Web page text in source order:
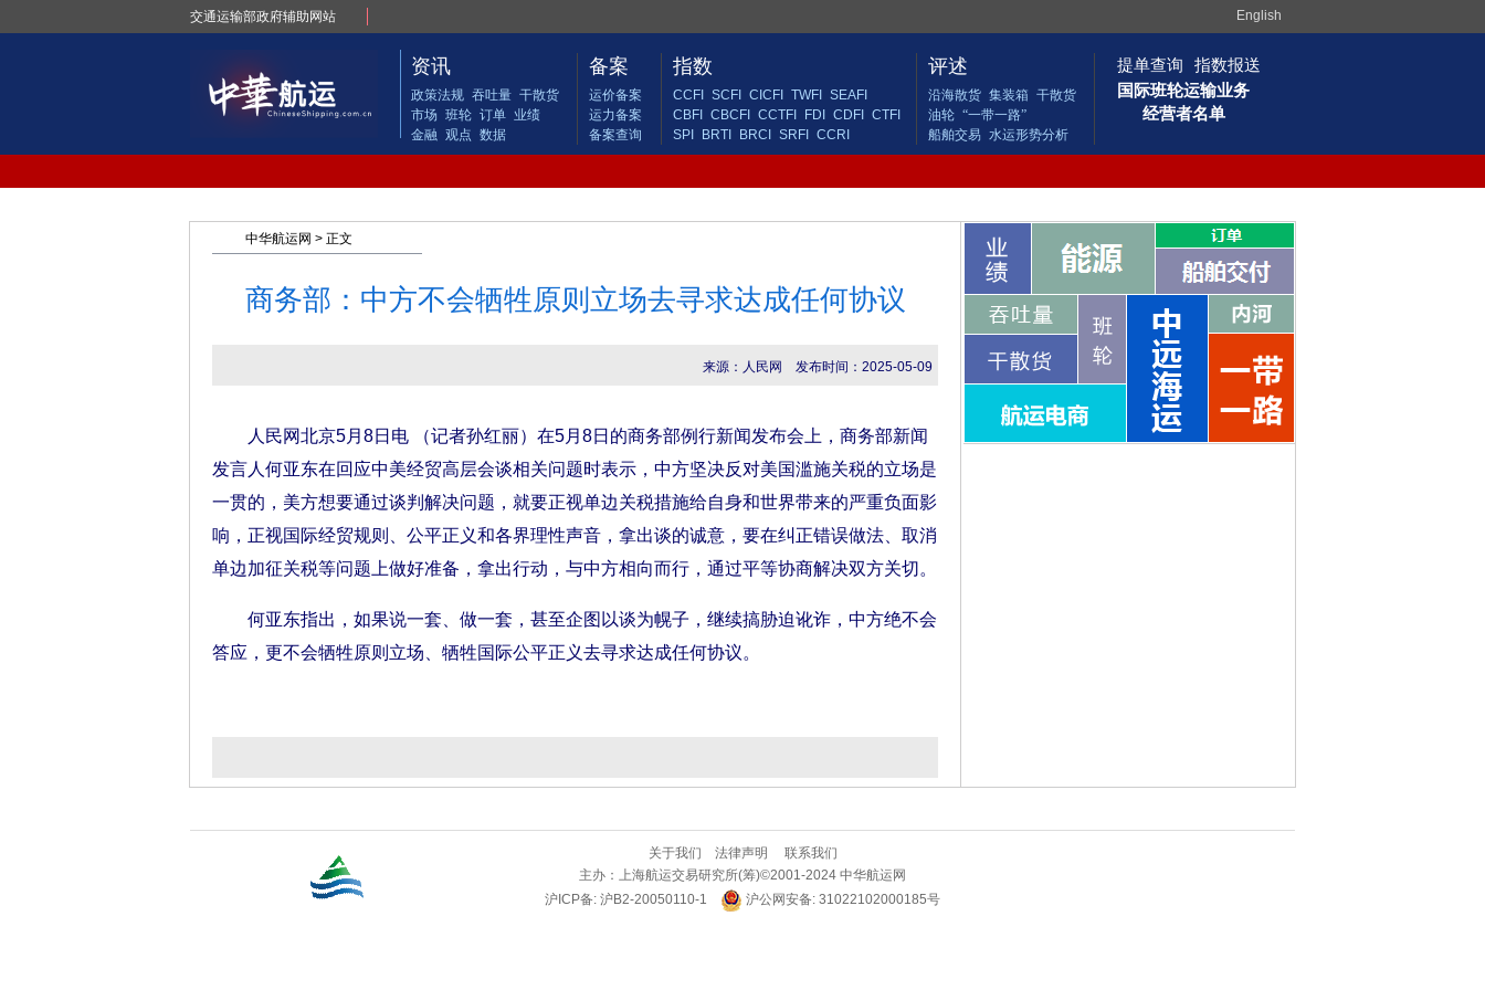
交通运输部政府辅助网站 English
资讯
政策法规 吞吐量 干散货
市场 班轮 订单 业绩
金融 观点 数据
备案
运价备案
运力备案
备案查询
指数
CCFI SCFI CICFI TWFI
SEAFI
CBFI
CBCFI CCTFI FDI CDFI
CTFI
SPI
BRTI BRCI SRFI CCRI
评述
沿海散货 集装箱 干散货
油轮 “一带一路”
船舶交易 水运形势分析
提单查询
指数报送
国际班轮运输业务
经营者名单
中华航运网 > 正文
商务部：中方不会牺牲原则立场去寻求达成任何协议
来源：人民网 发布时间：2025-05-09
人民网北京5月8日电 （记者孙红丽）在5月8日的商务部例行新闻发布会上，商务部新闻
发言人何亚东在回应中美经贸高层会谈相关问题时表示，中方坚决反对美国滥施关税的立场是
一贯的，美方想要通过谈判解决问题，就要正视单边关税措施给自身和世界带来的严重负面影
响，正视国际经贸规则、公平正义和各界理性声音，拿出谈的诚意，要在纠正错误做法、取消
单边加征关税等问题上做好准备，拿出行动，与中方相向而行，通过平等协商解决双方关切。
何亚东指出，如果说一套、做一套，甚至企图以谈为幌子，继续搞胁迫讹诈，中方绝不会
答应，更不会牺牲原则立场、牺牲国际公平正义去寻求达成任何协议。
关于我们 法律声明
联系我们
主办： 上海航运交易研究所(筹)©2001-2024 中华航运网
沪ICP备: 沪B2-20050110-1
沪公网安备: 31022102000185号